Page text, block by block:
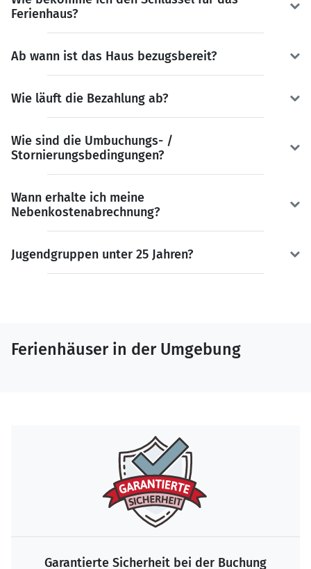
Ferienhaus?
Ab wann ist das Haus bezugsbereit?
Wie läuft die Bezahlung ab?
Wie sind die Umbuchungs- /
Stornierungsbedingungen?
Wann erhalte ich meine
Nebenkostenabrechnung?
Jugendgruppen unter 25 Jahren?
Ferienhäuser in der Umgebung
Die größte Auswahl zum Bestpreis